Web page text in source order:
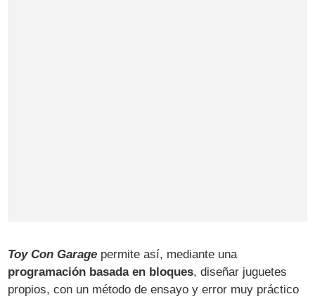
Toy Con Garage permite así, mediante una
programación basada en bloques, diseñar juguetes
propios, con un método de ensayo y error muy práctico